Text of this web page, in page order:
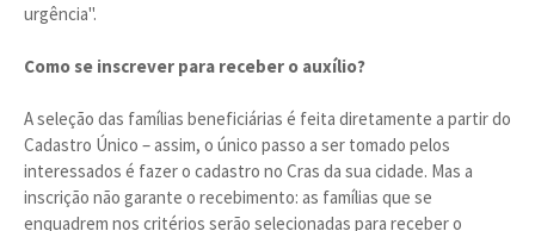
urgência".
Como se inscrever para receber o auxílio?
A seleção das famílias beneficiárias é feita diretamente a partir do
Cadastro Único – assim, o único passo a ser tomado pelos
interessados é fazer o cadastro no Cras da sua cidade. Mas a
inscrição não garante o recebimento: as famílias que se
enquadrem nos critérios serão selecionadas para receber o